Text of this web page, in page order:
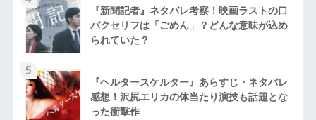
『新聞記者』ネタバレ考察！映画ラストの口
パクセリフは「ごめん」？どんな意味が込め
られていた？
5
『ヘルタースケルター』あらすじ・ネタバレ
感想！沢尻エリカの体当たり演技も話題とな
った衝撃作